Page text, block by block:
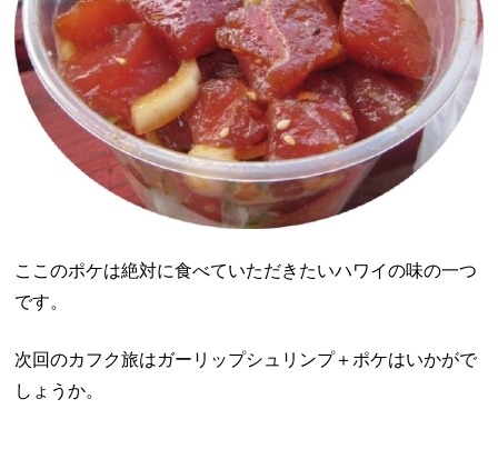
ここのポケは絶対に食べていただきたいハワイの味の一つ
です。
次回のカフク旅はガーリップシュリンプ＋ポケはいかがで
しょうか。